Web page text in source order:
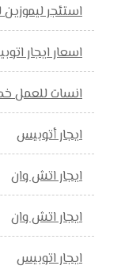
استئجر ليموزين
اسعار ايجار
انسات للعمل
ايجار أتوبيس
ايجار اتش وان
ايجار اتش وان
ايجار اتوبيس